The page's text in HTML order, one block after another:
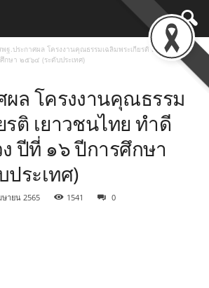
พฐ.ประกาศผล โครงงานคุณธรรมเฉลิมพระเกียรติ เยาวชนไทย
กษา ๒๕๖๔ (ระดับประเทศ)
ผล โครงงานคุณธรรม
รติ เยาวชนไทย ทำดี
ปีที่ ๑๖ ปีการศึกษา
ระเทศ)
ษายน 2565 1541 0